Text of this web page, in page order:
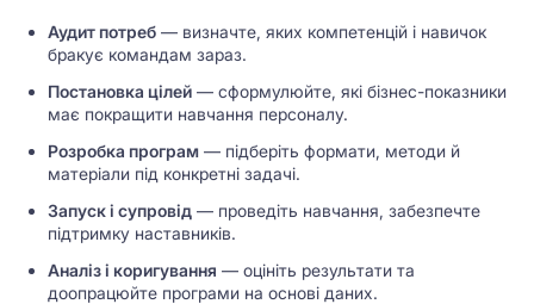
Аудит потреб — визначте, яких компетенцій і навичок
бракує командам зараз.
Постановка цілей — сформулюйте, які бізнес-показники
має покращити навчання персоналу.
Розробка програм — підберіть формати, методи й
матеріали під конкретні задачі.
Запуск і супровід — проведіть навчання, забезпечте
підтримку наставників.
Аналіз і коригування — оцініть результати та
доопрацюйте програми на основі даних.